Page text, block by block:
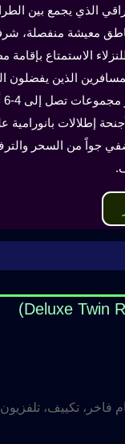
الذي يجمع بين
معيشة منفصلة،
الاستمتاع بإقامة
الذين يفضلون
إطلالات بانورامية
يضفي جواً من السحر
فاخر، تكييف،